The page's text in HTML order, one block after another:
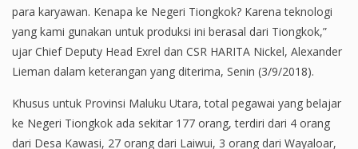
para karyawan. Kenapa ke Negeri Tiongkok? Karena teknologi
yang kami gunakan untuk produksi ini berasal dari Tiongkok,”
ujar Chief Deputy Head Exrel dan CSR HARITA Nickel, Alexander
Lieman dalam keterangan yang diterima, Senin (3/9/2018).
Khusus untuk Provinsi Maluku Utara, total pegawai yang belajar
ke Negeri Tiongkok ada sekitar 177 orang, terdiri dari 4 orang
dari Desa Kawasi, 27 orang dari Laiwui, 3 orang dari Wayaloar,